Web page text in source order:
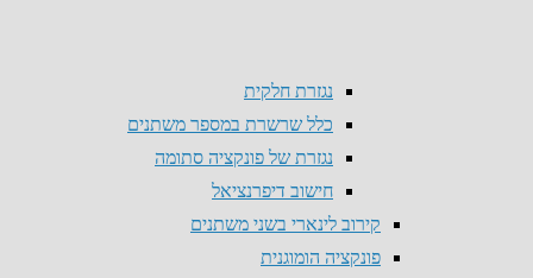
נגזרת חלקית
כלל שרשרת במספר משתנים
נגזרת של פונקציה סתומה
חישוב דיפרנציאל
קירוב לינארי בשני משתנים
פונקציה הומוגנית